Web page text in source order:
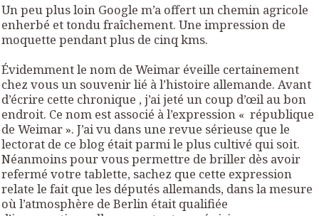
Un peu plus loin Google m’a offert un chemin agricole
enherbé et tondu fraîchement. Une impression de
moquette pendant plus de cinq kms.
Évidemment le nom de Weimar éveille certainement
chez vous un souvenir lié à l’histoire allemande. Avant
d’écrire cette chronique , j’ai jeté un coup d’œil au bon
endroit. Ce nom est associé à l’expression « république
de Weimar ». J’ai vu dans une revue sérieuse que le
lectorat de ce blog était parmi le plus cultivé qui soit.
Néanmoins pour vous permettre de briller dès avoir
refermé votre tablette, sachez que cette expression
relate le fait que les députés allemands, dans la mesure
où l’atmosphère de Berlin était qualifiée